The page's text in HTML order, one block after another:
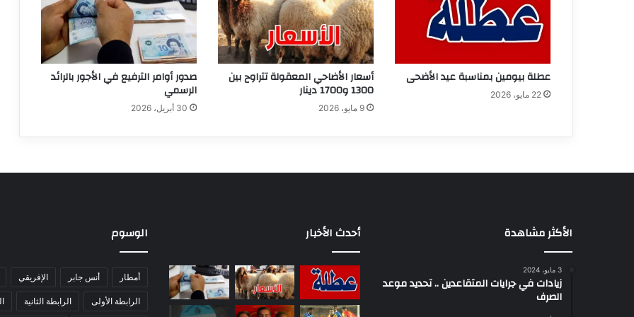
عطلة بيومين بمناسبة عيد الأضحى
22 مايو، 2026
أسعار الأضاحي المعقولة تتراوح بين
1300 و1700 دينار
9 مايو، 2026
صدور أوامر الترفيع في الأجور بالرائد
الرسمي
30 أبريل، 2026
الأكثر مشاهدة
3 مايو، 2024
زيادات في جرايات المتقاعدين .. تحديد موعد
الصرف
أحدث الأخبار الوسوم
أمطار أنس جابر الإفريقي
الرابطة الأولى الرابطة الثانية